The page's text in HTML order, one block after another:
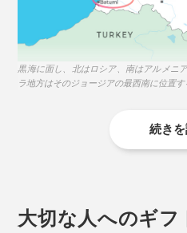
黒海に面し、北はロシア、南はアルメニ
ラ地方はそのジョージアの最西南に位置す
作るようになったのが起源と
続き
大切な人へのギフ